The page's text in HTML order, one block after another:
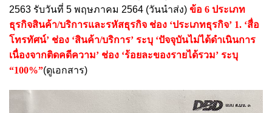
2563 รับวันที่ 5 พฤษภาคม 2564 (วันนำส่ง) ข้อ 6 ประเภท
ธุรกิจสินค้า/บริการและรหัสธุรกิจ ช่อง ‘ประเภทธุรกิจ’ 1. ‘สื่อ
โทรทัศน์’ ช่อง ‘สินค้า/บริการ’ ระบุ ‘ปัจจุบันไม่ได้ดำเนินการ
เนื่องจากติดคดีความ’ ช่อง ‘ร้อยละของรายได้รวม’ ระบุ
“100%”(ดูเอกสาร)